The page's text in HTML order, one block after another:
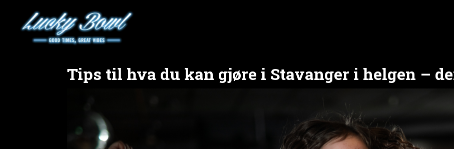
Tips til hva du kan gjøre i Stavanger i helgen –